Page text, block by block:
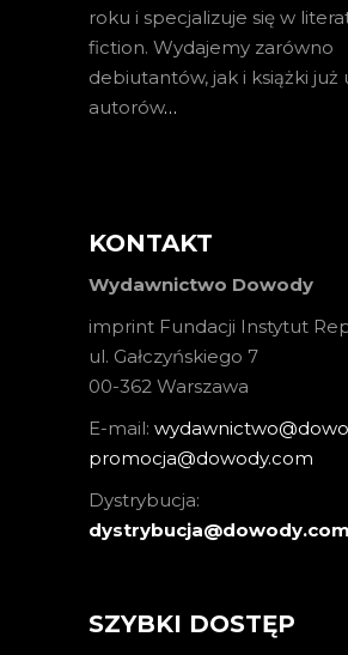
roku i specjalizuje się w
fiction. Wydajemy zarówno
debiutantów, jak i książki już
autorów…
KONTAKT
Wydawnictwo Dowody
imprint Fundacji Instytut
ul. Gałczyńskiego 7
00-362 Warszawa
E-mail:
promocja@dowody.com
Dystrybucja:
dystrybucja@dowody.com
SZYBKI DOSTĘP